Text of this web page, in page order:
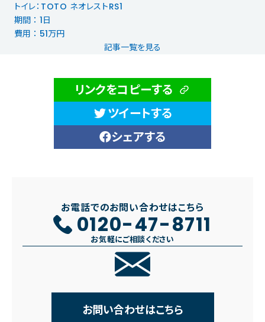
トイレ：TOTO ネオレストRS1
期間 ： 1日
費用 ： 51万円
記事一覧を見る
リンクをコピーする
ツイートする
シェアする
お電話でのお問い合わせはこちら
0120-47-8711
お気軽にご相談ください
お問い合わせはこちら